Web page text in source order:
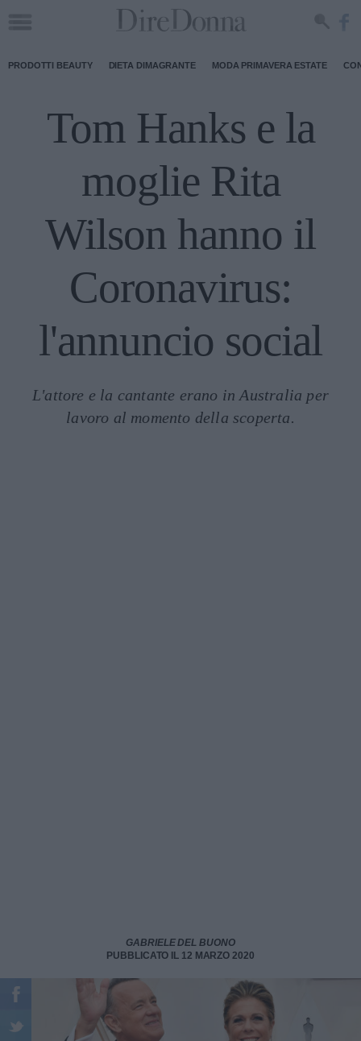
PRODOTTI BEAUTY DIETA DIMAGRANTE MODA PRIMAVERA ESTATE
Tom Hanks e la
moglie Rita
Wilson hanno il
Coronavirus:
l'annuncio social
L'attore e la cantante erano in Australia per
lavoro al momento della scoperta.
GABRIELE DEL BUONO
PUBBLICATO IL 12 MARZO 2020